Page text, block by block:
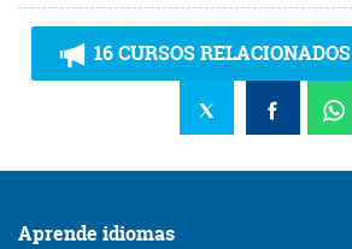
16 CURSOS RELACIONADOS
Aprende idiomas